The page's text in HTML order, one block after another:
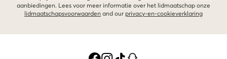
aanbiedingen. Lees voor meer informatie over het lidmaatschap onze
lidmaatschapsvoorwaarden and our privacy-en-cookieverklaring